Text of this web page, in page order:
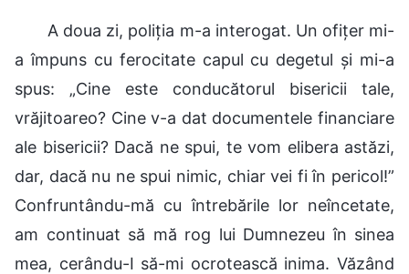
A doua zi, poliția m-a interogat. Un ofițer mi-
a împuns cu ferocitate capul cu degetul și mi-a
spus: „Cine este conducătorul bisericii tale,
vrăjitoareo? Cine v-a dat documentele financiare
ale bisericii? Dacă ne spui, te vom elibera astăzi,
dar, dacă nu ne spui nimic, chiar vei fi în pericol!”
Confruntându-mă cu întrebările lor neîncetate,
am continuat să mă rog lui Dumnezeu în sinea
mea, cerându-I să-mi ocrotească inima. Văzând